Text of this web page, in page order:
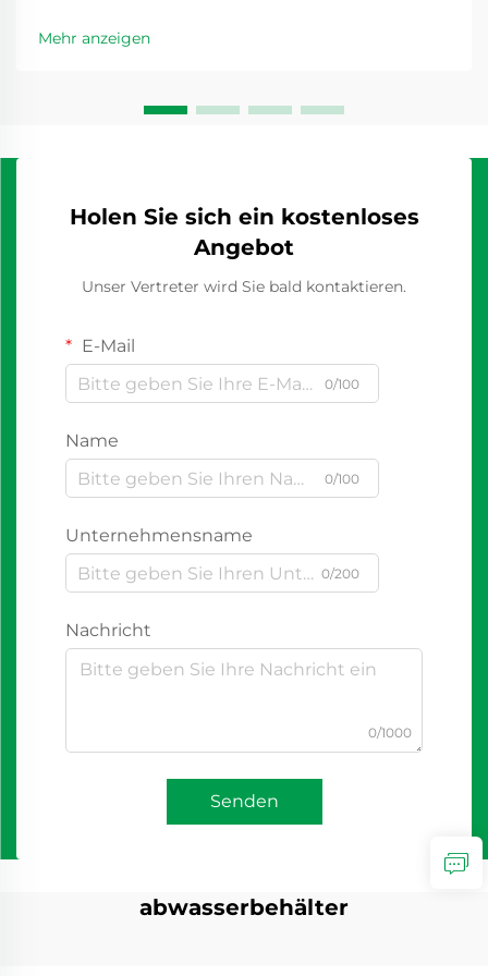
Mehr anzeigen
Holen Sie sich ein kostenloses
Angebot
Unser Vertreter wird Sie bald kontaktieren.
E-Mail
0/100
Name
0/100
Unternehmensname
0/200
Nachricht
0/1000
Senden
abwasserbehälter